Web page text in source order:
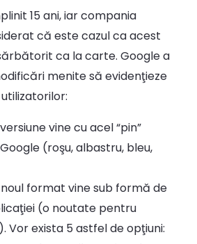
15 ani, iar compania
că este cazul ca acest
ca la carte. Google a
menite să evidenţieze
vine cu acel “pin”
(roşu, albastru, bleu,
format vine sub formă de
(o noutate pentru
Vor exista 5 astfel de opţiuni: